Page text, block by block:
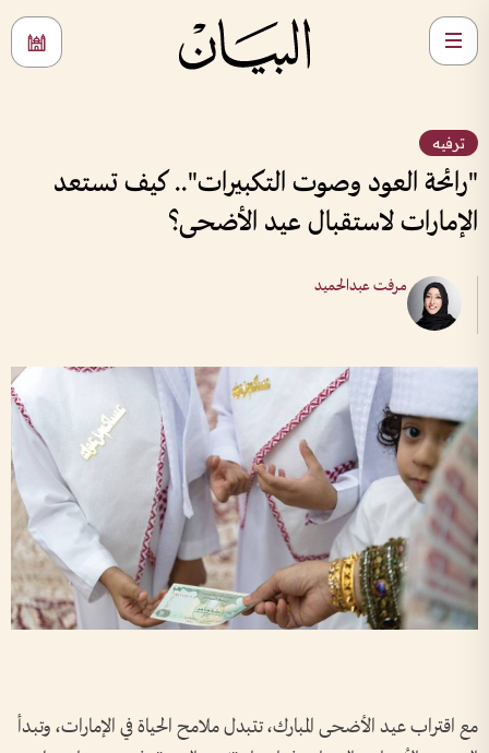
ترفيه
"رائحة العود وصوت التكبيرات".. كيف تستعد
الإمارات لاستقبال عيد الأضحى؟
مرفت عبدالحميد
مع اقتراب عيد الأضحى المبارك، تتبدل ملامح الحياة في الإمارات، وتبدأ